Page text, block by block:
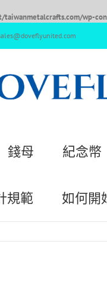
wp-
錢母 紀念幣
規範 如何開